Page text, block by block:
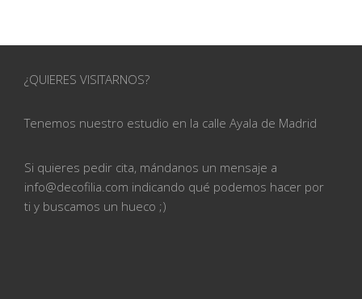
¿QUIERES VISITARNOS?
Tenemos nuestro estudio en la calle Ayala de Madrid
Si quieres pedir cita, mándanos un mensaje a
info@decofilia.com indicando qué podemos hacer por
ti y buscamos un hueco ;)